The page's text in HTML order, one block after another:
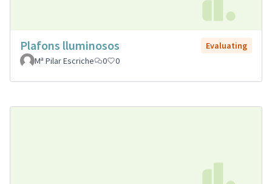
Plafons lluminosos
Evaluating
Mª Pilar Escriche
0 0